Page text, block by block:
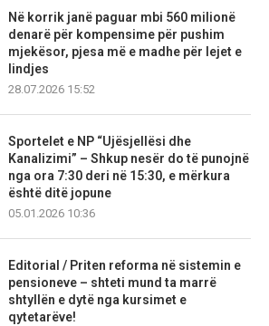
Në korrik janë paguar mbi 560 milionë
denarë për kompensime për pushim
mjekësor, pjesa më e madhe për lejet e
lindjes
28.07.2026 15:52
Sportelet e NP “Ujësjellësi dhe
Kanalizimi” – Shkup nesër do të punojnë
nga ora 7:30 deri në 15:30, e mërkura
është ditë jopune
05.01.2026 10:36
Editorial / Priten reforma në sistemin e
pensioneve – shteti mund ta marrë
shtyllën e dytë nga kursimet e
qytetarëve!